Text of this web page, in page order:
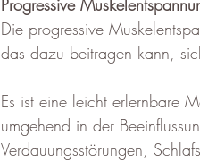
Progressive
Die progressive
das dazu beitragen kann,
Es ist eine leicht erlernbare
umgehend in der
Verdauungsstörungen,